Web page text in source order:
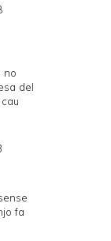
no
del
fa